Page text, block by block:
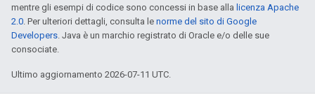
mentre gli esempi di codice sono concessi in base alla licenza Apache
2.0. Per ulteriori dettagli, consulta le norme del sito di Google
Developers. Java è un marchio registrato di Oracle e/o delle sue
consociate.
Ultimo aggiornamento 2026-07-11 UTC.